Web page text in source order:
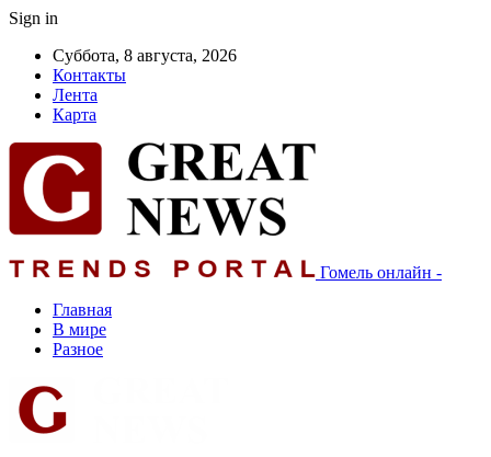
Sign in
Суббота, 8 августа, 2026
Контакты
Лента
Карта
Гомель онлайн -
Главная
В мире
Разное